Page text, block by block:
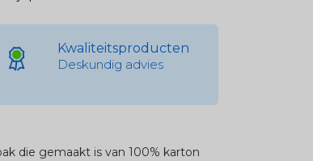
Kwaliteitsproducten
Deskundig advies
die gemaakt is van 100% karton